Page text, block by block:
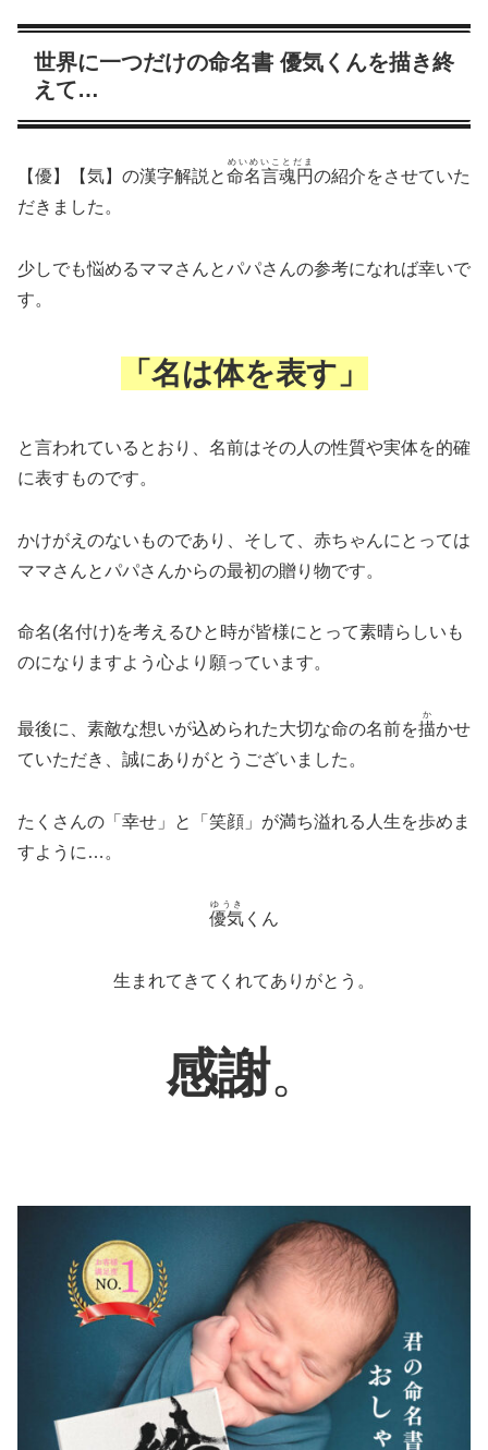
世界に一つだけの命名書 優気くんを描き終
えて…
【優】【気】の漢字解説と命名言魂円
めいめいことだま
の紹介をさせていた
だきました。
少しでも悩めるママさんとパパさんの参考になれば幸いで
す。
「名は体を表す」
と言われているとおり、名前はその人の性質や実体を的確
に表すものです。
かけがえのないものであり、そして、赤ちゃんにとっては
ママさんとパパさんからの最初の贈り物です。
命名(名付け)を考えるひと時が皆様にとって素晴らしいも
のになりますよう心より願っています。
最後に、素敵な想いが込められた大切な命の名前を描
か
かせ
ていただき、誠にありがとうございました。
たくさんの「幸せ」と「笑顔」が満ち溢れる人生を歩めま
すように…。
優気
ゆうき
くん
生まれてきてくれてありがとう。
感謝。